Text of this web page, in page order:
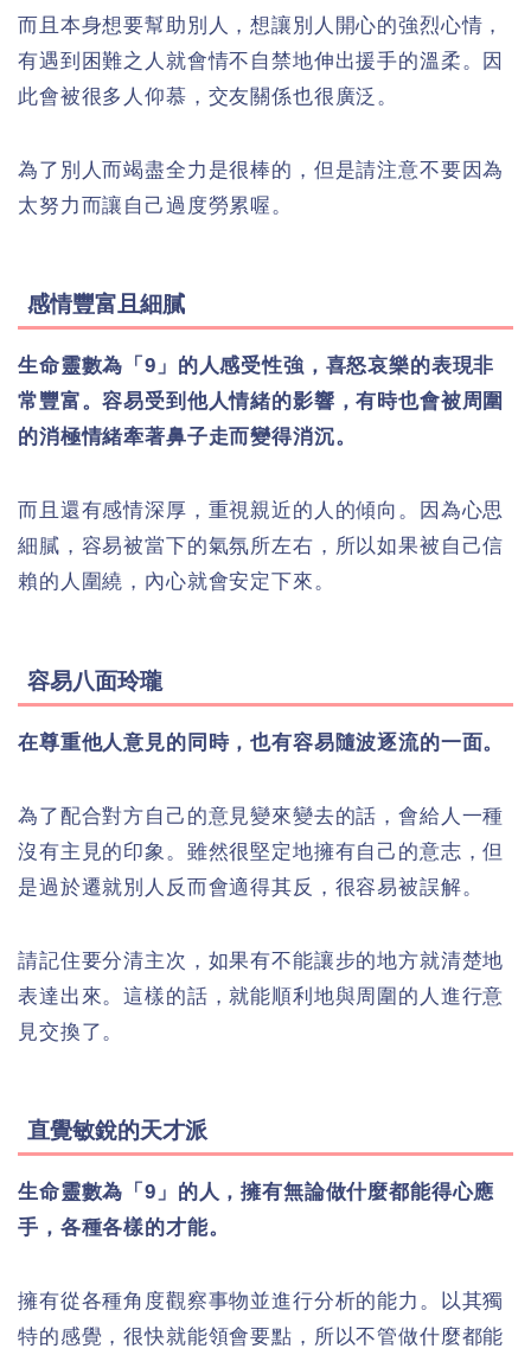
而且本身想要幫助別人，想讓別人開心的強烈心情，
有遇到困難之人就會情不自禁地伸出援手的溫柔。因
此會被很多人仰慕，交友關係也很廣泛。
為了別人而竭盡全力是很棒的，但是請注意不要因為
太努力而讓自己過度勞累喔。
感情豐富且細膩
生命靈數為「9」的人感受性強，喜怒哀樂的表現非
常豐富。容易受到他人情緒的影響，有時也會被周圍
的消極情緒牽著鼻子走而變得消沉。
而且還有感情深厚，重視親近的人的傾向。因為心思
細膩，容易被當下的氣氛所左右，所以如果被自己信
賴的人圍繞，內心就會安定下來。
容易八面玲瓏
在尊重他人意見的同時，也有容易隨波逐流的一面。
為了配合對方自己的意見變來變去的話，會給人一種
沒有主見的印象。雖然很堅定地擁有自己的意志，但
是過於遷就別人反而會適得其反，很容易被誤解。
請記住要分清主次，如果有不能讓步的地方就清楚地
表達出來。這樣的話，就能順利地與周圍的人進行意
見交換了。
直覺敏銳的天才派
生命靈數為「9」的人，擁有無論做什麼都能得心應
手，各種各樣的才能。
擁有從各種角度觀察事物並進行分析的能力。以其獨
特的感覺，很快就能領會要點，所以不管做什麼都能